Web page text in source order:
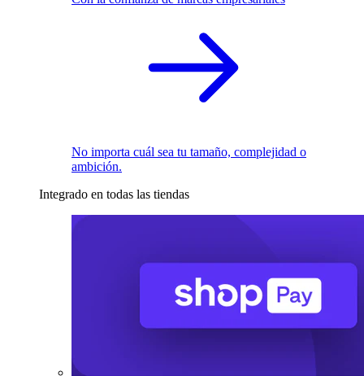
No importa cuál sea tu tamaño, complejidad o
ambición.
Integrado en todas las tiendas